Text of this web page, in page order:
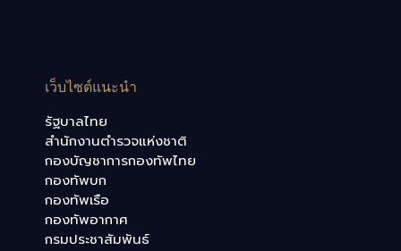
เว็บไซต์แนะนำ
รัฐบาลไทย
สำนักงานตำรวจแห่งชาติ
กองบัญชาการกองทัพไทย
กองทัพบก
กองทัพเรือ
กองทัพอากาศ
กรมประชาสัมพันธ์